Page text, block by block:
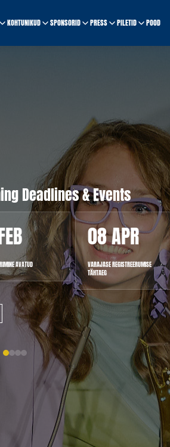
KOHTUNIKUD SPONSORID PRESS PILETID POOD
Deadlines & Events
AVATUD
08 APR
VARAJASE REGISTREERUMISE
TÄHTAEG